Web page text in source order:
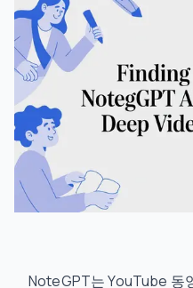
NoteGPT는 YouTube 동